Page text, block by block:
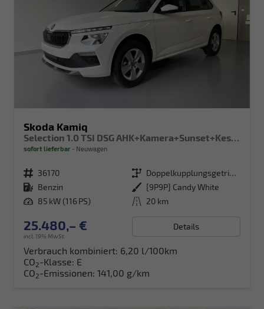
Skoda Kamiq
Selection 1.0 TSI DSG AHK+Kamera+Sunset+Kessy+AppConnect+Sitzheiz+Alu16+GV5
sofort lieferbar Neuwagen
Fahrzeugnr. 36170 Getriebe
Doppelkupplungsgetriebe (DSG)
Kraftstoff Benzin Außenfarbe
[9P9P] Candy White
Leistung 85 kW (116 PS) Kilometerstand 20 km
25.480,– €
incl. 19% MwSt.
Details
Verbrauch kombiniert: 6,20 l/100km
CO2-Klasse: E
CO2-Emissionen: 141,00 g/km